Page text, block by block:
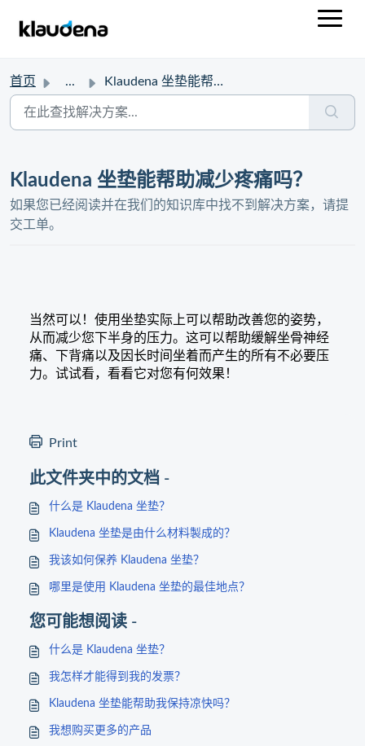
首页 ... Klaudena 坐垫能帮助减少疼痛吗？
Klaudena 坐垫能帮助减少疼痛吗？
如果您已经阅读并在我们的知识库中找不到解决方案，请提
交工单。
当然可以！使用坐垫实际上可以帮助改善您的姿势，
从而减少您下半身的压力。这可以帮助缓解坐骨神经
痛、下背痛以及因长时间坐着而产生的所有不必要压
力。试试看，看看它对您有何效果！
Print
此文件夹中的文档 -
什么是 Klaudena 坐垫？
Klaudena 坐垫是由什么材料製成的？
我该如何保养 Klaudena 坐垫？
哪里是使用 Klaudena 坐垫的最佳地点？
您可能想阅读 -
什么是 Klaudena 坐垫？
我怎样才能得到我的发票？
Klaudena 坐垫能帮助我保持凉快吗？
我想购买更多的产品